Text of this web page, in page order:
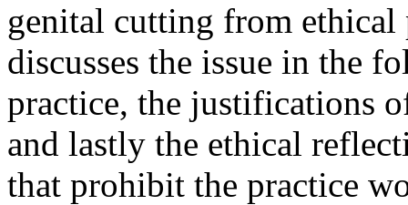
genital cutting from
discusses the issue in the
practice, the justifications
and lastly the ethical
that prohibit the practice